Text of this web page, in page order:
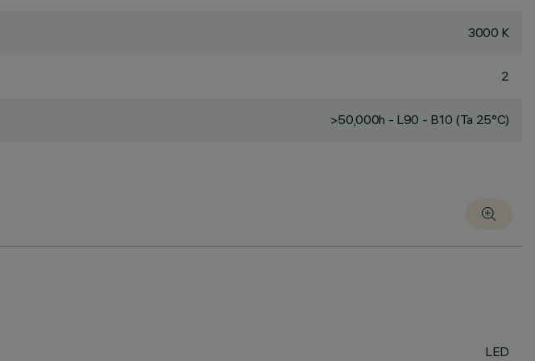
3000 K
2
>50,000h - L90 - B10 (Ta 25°C)
LED